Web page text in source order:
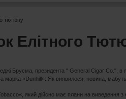
тютюну
Елітного
Брусма, президента " General Cigar Co.",
марка «Dunhill». Як виявилося, новина,
який дійсно має плани на виведення з